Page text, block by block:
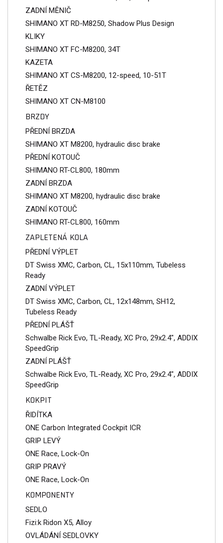
ZADNÍ MĚNIČ
SHIMANO XT RD-M8250, Shadow Plus Design
KLIKY
SHIMANO XT FC-M8200, 34T
KAZETA
SHIMANO XT CS-M8200, 12-speed, 10-51T
ŘETĚZ
SHIMANO XT CN-M8100
BRZDY
PŘEDNÍ BRZDA
SHIMANO XT M8200, hydraulic disc brake
PŘEDNÍ KOTOUČ
SHIMANO RT-CL800, 180mm
ZADNÍ BRZDA
SHIMANO XT M8200, hydraulic disc brake
ZADNÍ KOTOUČ
SHIMANO RT-CL800, 160mm
ZAPLETENÁ KOLA
PŘEDNÍ VÝPLET
DT Swiss XMC, Carbon, CL, 15x110mm, Tubeless
Ready
ZADNÍ VÝPLET
DT Swiss XMC, Carbon, CL, 12x148mm, SH12,
Tubeless Ready
PŘEDNÍ PLÁŠŤ
Schwalbe Rick Evo, TL-Ready, XC Pro, 29x2.4", ADDIX
SpeedGrip
ZADNÍ PLÁŠŤ
Schwalbe Rick Evo, TL-Ready, XC Pro, 29x2.4", ADDIX
SpeedGrip
KOKPIT
ŘIDÍTKA
ONE Carbon Integrated Cockpit ICR
GRIP LEVÝ
ONE Race, Lock-On
GRIP PRAVÝ
ONE Race, Lock-On
KOMPONENTY
SEDLO
Fizi:k Ridon X5, Alloy
OVLÁDÁNÍ SEDLOVKY